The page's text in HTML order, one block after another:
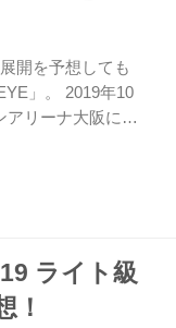
ット ≫ 対戦カー
開を予想しても
」。 2019年10
アリーナ大阪にて
が予想してくれ
仕事人” ルイス・
見所解説 ≫ 関連
EYE／ファイ
場選手インタビ
ライト級
！